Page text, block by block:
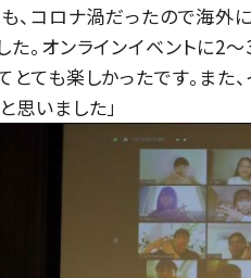
も、コロナ渦だったので海
た。オンラインイベントに2
とても楽しかったです。ま
思いました」